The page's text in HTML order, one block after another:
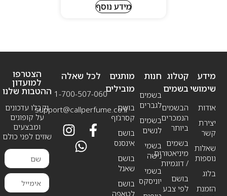
מידע נוסף
מידע
שימושי
אודות
יצירת
קשר
שאלות
נוספות
בלוג
הזמנת
חנות
בשמים
לגברים
בשמים
לנשים
בשמי
נישה
בשמי
יוניסקס
קטלוג
בשמים
הבשמים
הנמכרים
ביותר
בשמים
מיניאטורים
/ דוגמיות
בושם
לפי צבע
מותגים
מובילים
בושם
קסרג’וף
בושם
אינסנס
בושם
שאנל
בושם
לטאפה
לכל שאלה
1-700-507-060
support@callperfume.co.il
הצטרפו
למועדון
ההטבות שלנו
וקבלו עדכונים
על קופונים
ומבצעים
שווים לפני כולם